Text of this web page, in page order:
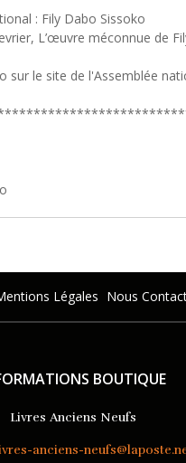
: Fily Dabo Sissoko
L’œuvre méconnue de
sur le site de l'Assemblée
Légales Nous
BOUTIQUE
Livres Anciens Neufs
anciens-